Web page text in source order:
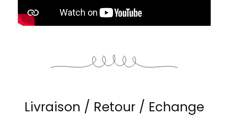
Livraison / Retour / Echange